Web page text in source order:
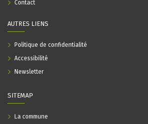
SITEMAP
La commune
Contact
AUTRES LIENS
Politique de confidentialité
Accessibilité
Newsletter